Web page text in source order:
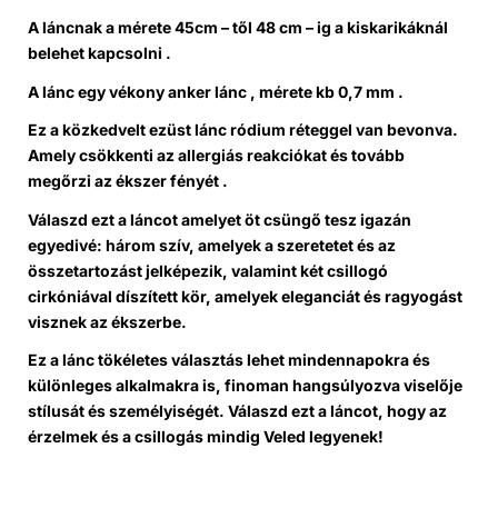
A láncnak a mérete 45cm – től 48 cm – ig a kiskarikáknál
belehet kapcsolni .
A lánc egy vékony anker lánc , mérete kb 0,7 mm .
Ez a közkedvelt ezüst lánc ródium réteggel van bevonva.
Amely csökkenti az allergiás reakciókat és tovább
megőrzi az ékszer fényét .
Válaszd ezta láncot amelyet öt csüngő tesz igazán
egyedivé: három szív, amelyek a szeretetet és az
összetartozást jelképezik, valamint két csillogó
cirkóniával díszített kör, amelyek eleganciát és ragyogást
visznek az ékszerbe.
Ez a lánc tökéletes választás lehet mindennapokra és
különleges alkalmakra is, finoman hangsúlyozva viselője
stílusát és személyiségét. Válaszd ezt a láncot, hogy az
érzelmek és a csillogás mindig Veled legyenek!